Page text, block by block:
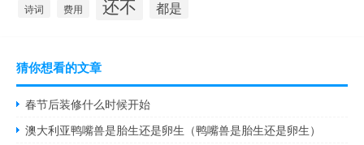
诗词 费用 还不 都是
猜你想看的文章
春节后装修什么时候开始
澳大利亚鸭嘴兽是胎生还是卵生（鸭嘴兽是胎生还是卵生）